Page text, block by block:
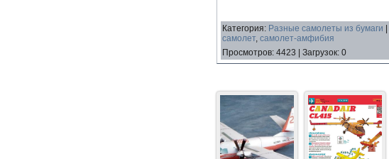
Категория: Разные самолеты из бумаги
самолет, самолет-амфибия
Просмотров: 4423 Загрузок: 0